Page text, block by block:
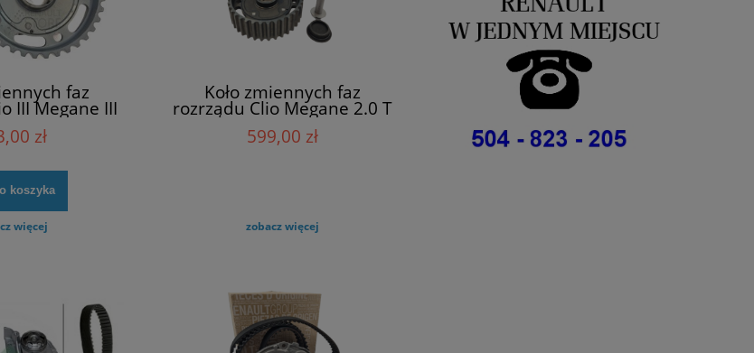
faz
III Megane III
7701478459
zł
koszyka
więcej
Koło zmiennych faz
rozrządu Clio Megane 2.0 T
RS, Tce Hepu
599,00 zł
zobacz więcej